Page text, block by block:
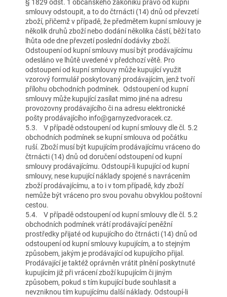
§ 1829 odst. 1 občanského zákoníku právo od kupní
smlouvy odstoupit, a to do čtrnácti (14) dnů od převzetí
zboží, přičemž v případě, že předmětem kupní smlouvy je
několik druhů zboží nebo dodání několika částí, běží tato
lhůta ode dne převzetí poslední dodávky zboží.
Odstoupení od kupní smlouvy musí být prodávajícímu
odesláno ve lhůtě uvedené v předchozí větě. Pro
odstoupení od kupní smlouvy může kupující využit
vzorový formulář poskytovaný prodávajícím, jenž tvoří
přílohu obchodních podmínek. Odstoupení od kupní
smlouvy může kupující zasílat mimo jiné na adresu
provozovny prodávajícího či na adresu elektronické
pošty prodávajícího info@garnyzedvoracek.cz.
5.3. V případě odstoupení od kupní smlouvy dle čl. 5.2
obchodních podmínek se kupní smlouva od počátku
ruší. Zboží musí být kupujícím prodávajícímu vráceno do
čtrnácti (14) dnů od doručení odstoupení od kupní
smlouvy prodávajícímu. Odstoupí-li kupující od kupní
smlouvy, nese kupující náklady spojené s navrácením
zboží prodávajícímu, a to i v tom případě, kdy zboží
nemůže být vráceno pro svou povahu obvyklou poštovní
cestou.
5.4. V případě odstoupení od kupní smlouvy dle čl. 5.2
obchodních podmínek vrátí prodávající peněžní
prostředky přijaté od kupujícího do čtrnácti (14) dnů od
odstoupení od kupní smlouvy kupujícím, a to stejným
způsobem, jakým je prodávající od kupujícího přijal.
Prodávající je taktéž oprávněn vrátit plnění poskytnuté
kupujícím již při vrácení zboží kupujícím či jiným
způsobem, pokud s tím kupující bude souhlasit a
nevzniknou tím kupujícímu další náklady. Odstoupí-li